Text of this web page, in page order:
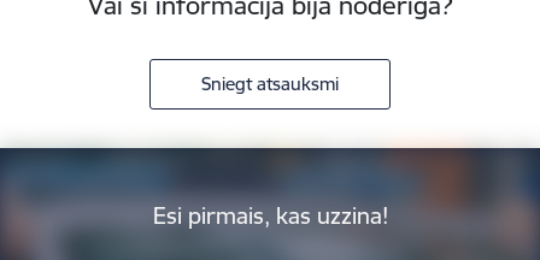
Sniegt atsauksmi
Esi pirmais, kas uzzina!